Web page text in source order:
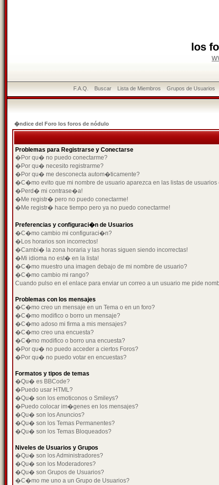
los
F.A.Q. Buscar Lista de Miembros Grupos de Usuarios
�ndice del Foro los foros de nódulo
Problemas para Registrarse y Conectarse
�Por qu� no puedo conectarme?
�Por qu� necesito registrarme?
�Por qu� me desconecta autom�ticamente?
�C�mo evito que mi nombre de usuario aparezca en las listas de usuarios
�Perd� mi contrase�a!
�Me registr� pero no puedo conectarme!
�Me registr� hace tiempo pero ya no puedo conectarme!
Preferencias y configuraci�n de Usuarios
�C�mo cambio mi configuraci�n?
�Los horarios son incorrectos!
�Cambi� la zona horaria y las horas siguen siendo incorrectas!
�Mi idioma no est� en la lista!
�C�mo muestro una imagen debajo de mi nombre de usuario?
�C�mo cambio mi rango?
Cuando pulso en el enlace para enviar un correo a un usuario me pide
Problemas con los mensajes
�C�mo creo un mensaje en un Tema o en un foro?
�C�mo modifico o borro un mensaje?
�C�mo adoso mi firma a mis mensajes?
�C�mo creo una encuesta?
�C�mo modifico o borro una encuesta?
�Por qu� no puedo acceder a ciertos Foros?
�Por qu� no puedo votar en encuestas?
Formatos y tipos de temas
�Qu� es BBCode?
�Puedo usar HTML?
�Qu� son los emoticonos o Smileys?
�Puedo colocar im�genes en los mensajes?
�Qu� son los Anuncios?
�Qu� son los Temas Permanentes?
�Qu� son los Temas Bloqueados?
Niveles de Usuarios y Grupos
�Qu� son los Administradores?
�Qu� son los Moderadores?
�Qu� son Grupos de Usuarios?
�C�mo me uno a un Grupo de Usuarios?